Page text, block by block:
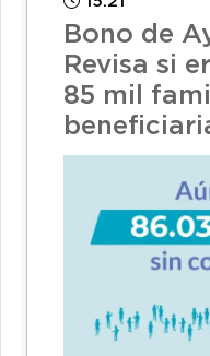
Bono de
Revisa si
85 mil